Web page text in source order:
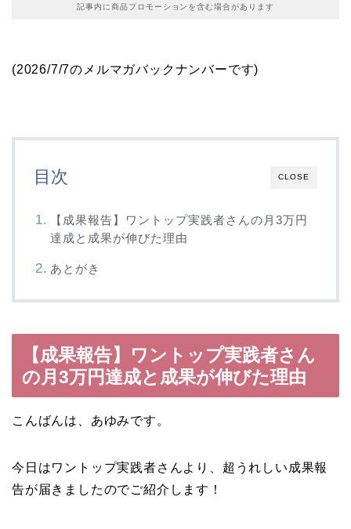
記事内に商品プロモーションを含む場合があります
(2026/7/7のメルマガバックナンバーです)
CLOSE
目次
【成果報告】ワントップ実践者さんの月3万円
達成と成果が伸びた理由
あとがき
【成果報告】ワントップ実践者さん
の月3万円達成と成果が伸びた理由
こんばんは、あゆみです。
今日はワントップ実践者さんより、超うれしい成果報
告が届きましたのでご紹介します！